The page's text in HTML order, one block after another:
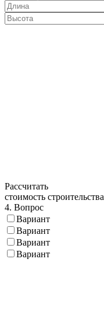
Рассчитать
стоимость строительства
4. Вопрос
Вариант
Вариант
Вариант
Вариант